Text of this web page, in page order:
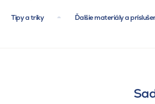
Tipy a triky Ďalšie materiály a